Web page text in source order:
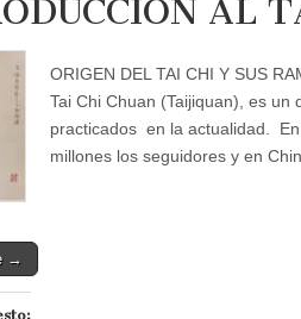
AL
ORIGEN DEL TAI CHI Y SUS
Tai Chi Chuan (Taijiquan), es un
practicados en la actualidad.
millones los seguidores y en
→